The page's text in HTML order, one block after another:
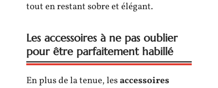
tout en restant sobre et élégant.
Les accessoires à ne pas oublier
pour être parfaitement habillé
En plus de la tenue, lesaccessoires